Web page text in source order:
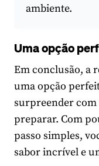
ambiente.
Uma opção
Em conclusão, a
uma opção
surpreender com
preparar. Com
passo simples,
sabor incrível e